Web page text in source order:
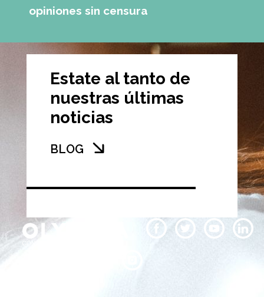
opiniones sin censura
Estate al tanto de
nuestras últimas
noticias
BLOG